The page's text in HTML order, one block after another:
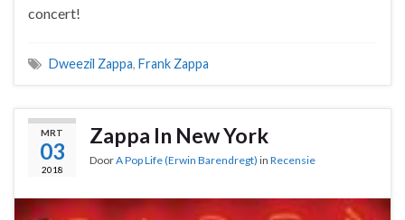
concert!
Dweezil Zappa, Frank Zappa
MRT
03
2018
Zappa In New York
DoorA Pop Life (Erwin Barendregt) in Recensie